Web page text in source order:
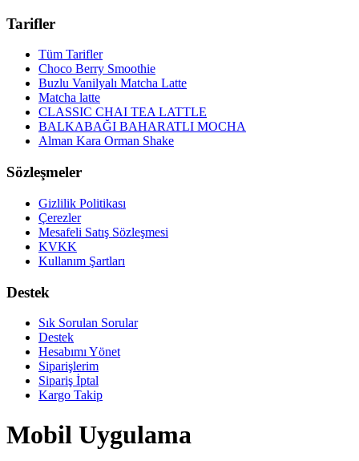
Tarifler
Tüm Tarifler
Choco Berry Smoothie
Buzlu Vanilyalı Matcha Latte
Matcha latte
CLASSIC CHAI TEA LATTLE
BALKABAĞI BAHARATLI MOCHA
Alman Kara Orman Shake
Sözleşmeler
Gizlilik Politikası
Çerezler
Mesafeli Satış Sözleşmesi
KVKK
Kullanım Şartları
Destek
Sık Sorulan Sorular
Destek
Hesabımı Yönet
Siparişlerim
Sipariş İptal
Kargo Takip
Mobil Uygulama